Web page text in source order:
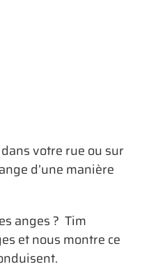
votre rue ou sur
d’une manière
anges ? Tim
et nous montre ce